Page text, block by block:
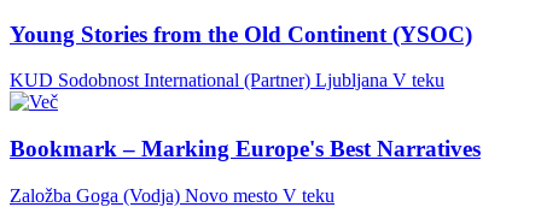
Young Stories from the Old Continent (YSOC)
KUD Sodobnost International (Partner) Ljubljana V teku
Bookmark – Marking Europe's Best Narratives
Založba Goga (Vodja) Novo mesto V teku